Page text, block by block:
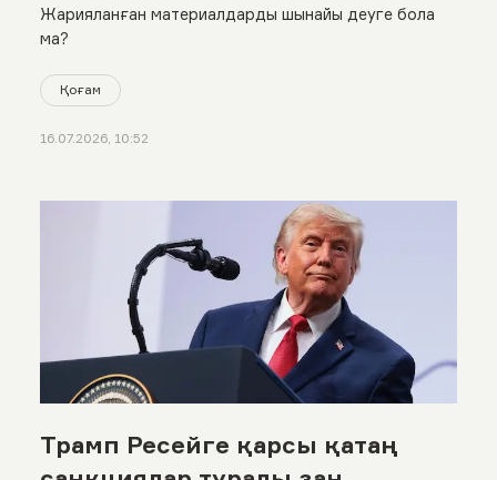
Жарияланған материалдарды шынайы деуге бола
ма?
Қоғам
16.07.2026, 10:52
Трамп Ресейге қарсы қатаң